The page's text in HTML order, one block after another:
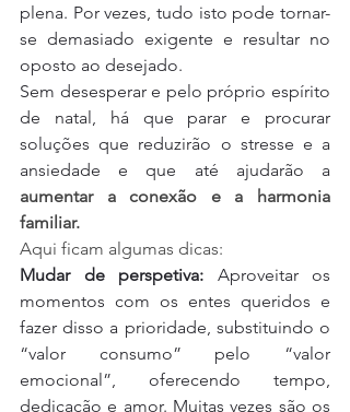
plena. Por vezes, tudo isto pode tornar-
se demasiado exigente e resultar no
oposto ao desejado.
Sem desesperar e pelo próprio espírito
de natal, há que parar e procurar
soluções que reduzirão o stresse e a
aumentar a conexão e a harmonia
familiar.
Aqui ficam algumas dicas:
Mudar de perspetiva: Aproveitar os
momentos com os entes queridos e
fazer disso a prioridade, substituindo o
“valor consumo” pelo “valor
emocional”, oferecendo tempo,
dedicação e amor. Muitas vezes são os